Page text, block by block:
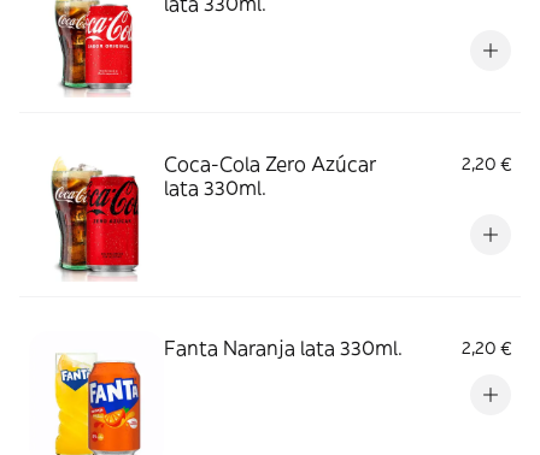
Coca-Cola Zero Azúcar
lata 330ml.
2,20 €
Fanta Naranja lata 330ml. 2,20 €